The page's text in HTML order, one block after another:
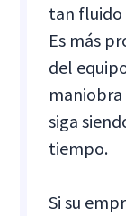
tan fluido
Es más
del
siga
tiempo.
Si su